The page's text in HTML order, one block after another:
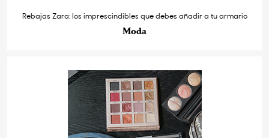
Rebajas Zara: los imprescindibles que debes añadir a tu armario
Moda